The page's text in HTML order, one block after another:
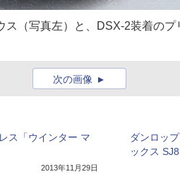
ス（写真左）と、DSX-2装着の
次の画像
ス「ウインター マ
2013年11月29日
ダンロッ
ックス SJ8